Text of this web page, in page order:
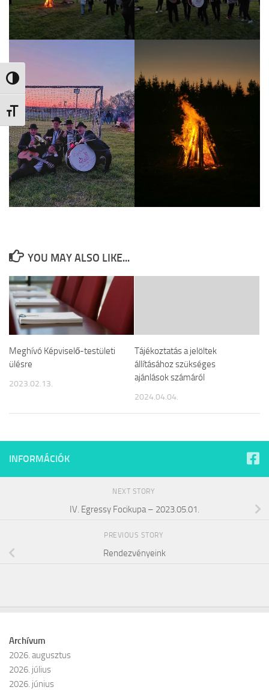
Nagy kontraszt váltása
Betűméret váltása
YOU MAY ALSO LIKE...
Meghívó Képviselő-testületi
ülésre
2023.02.13.
Tájékoztatás a jelöltek
állításához szükséges
ajánlások számáról
2024.04.04.
INFORMÁCIÓK
NEXT STORY
IV. Egressy Focikupa – 2023.05.01.
PREVIOUS STORY
Rendezvényeink
Archívum
2026. augusztus
2026. július
2026. június